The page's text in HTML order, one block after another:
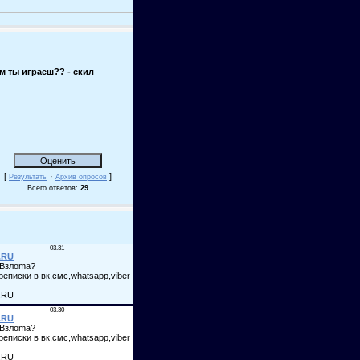
ты играеш?? - скил
[ Результаты · Архив опросов ]
Всего ответов: 29